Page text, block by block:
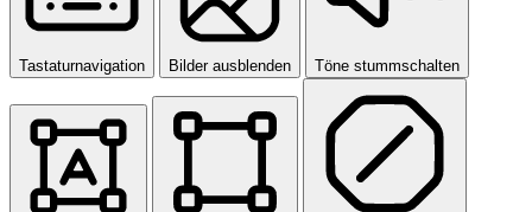
Tastaturnavigation Bilder ausblenden Töne stummschalten